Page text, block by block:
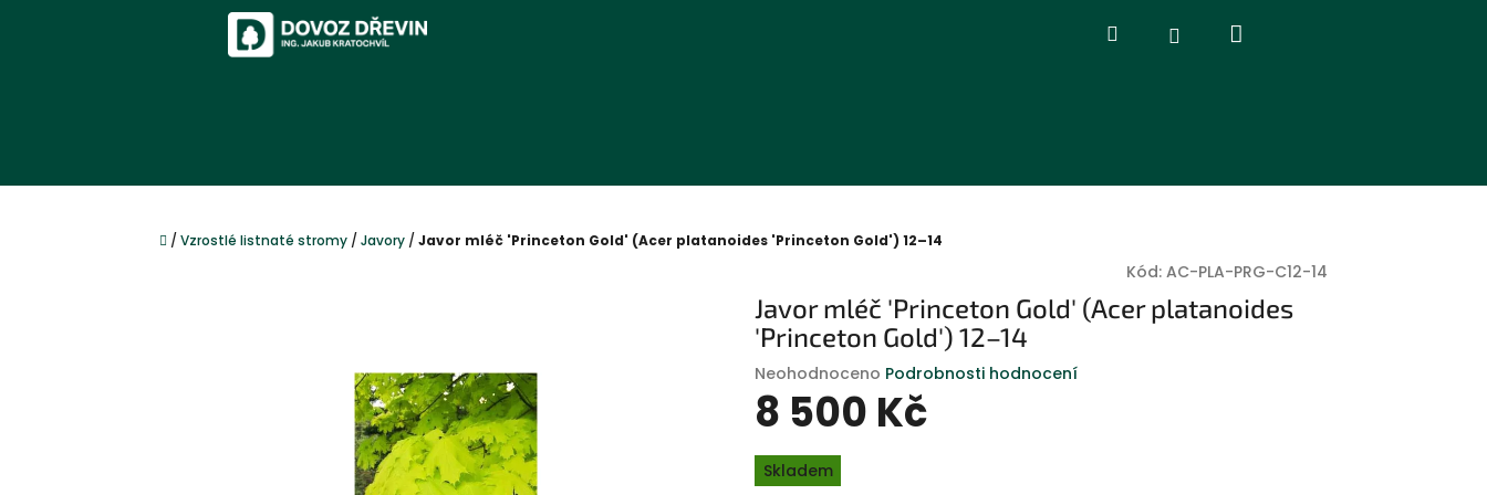
HledatPřihlášení
Domů
/ Vzrostlé listnaté stromy / Javory / Javor mléč 'Princeton Gold' (Acer platanoides 'Princeton Gold') 12–14
Kód: AC-PLA-PRG-C12-14
Javor mléč 'Princeton Gold' (Acer platanoides
'Princeton Gold') 12–14
Průměrné
hodnocení
produktu
0,0
z
Neohodnoceno Podrobnosti hodnocení
8 500 Kč
Měrná
cena:
Skladem